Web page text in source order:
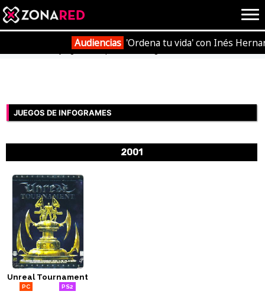
{literal}{/literal}
HOME JUEGOS
REPORTAJES
TRUCOS
E3
Audiencias 'Ordena tu vida' con Inés
Videojuegos Empresas
JUEGOS DE INFOGRAMES
2001
Unreal Tournament
PC PS2